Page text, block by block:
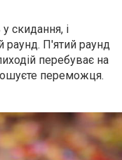
скидання, і
раунд. П'ятий раунд
перебуває на
переможця.